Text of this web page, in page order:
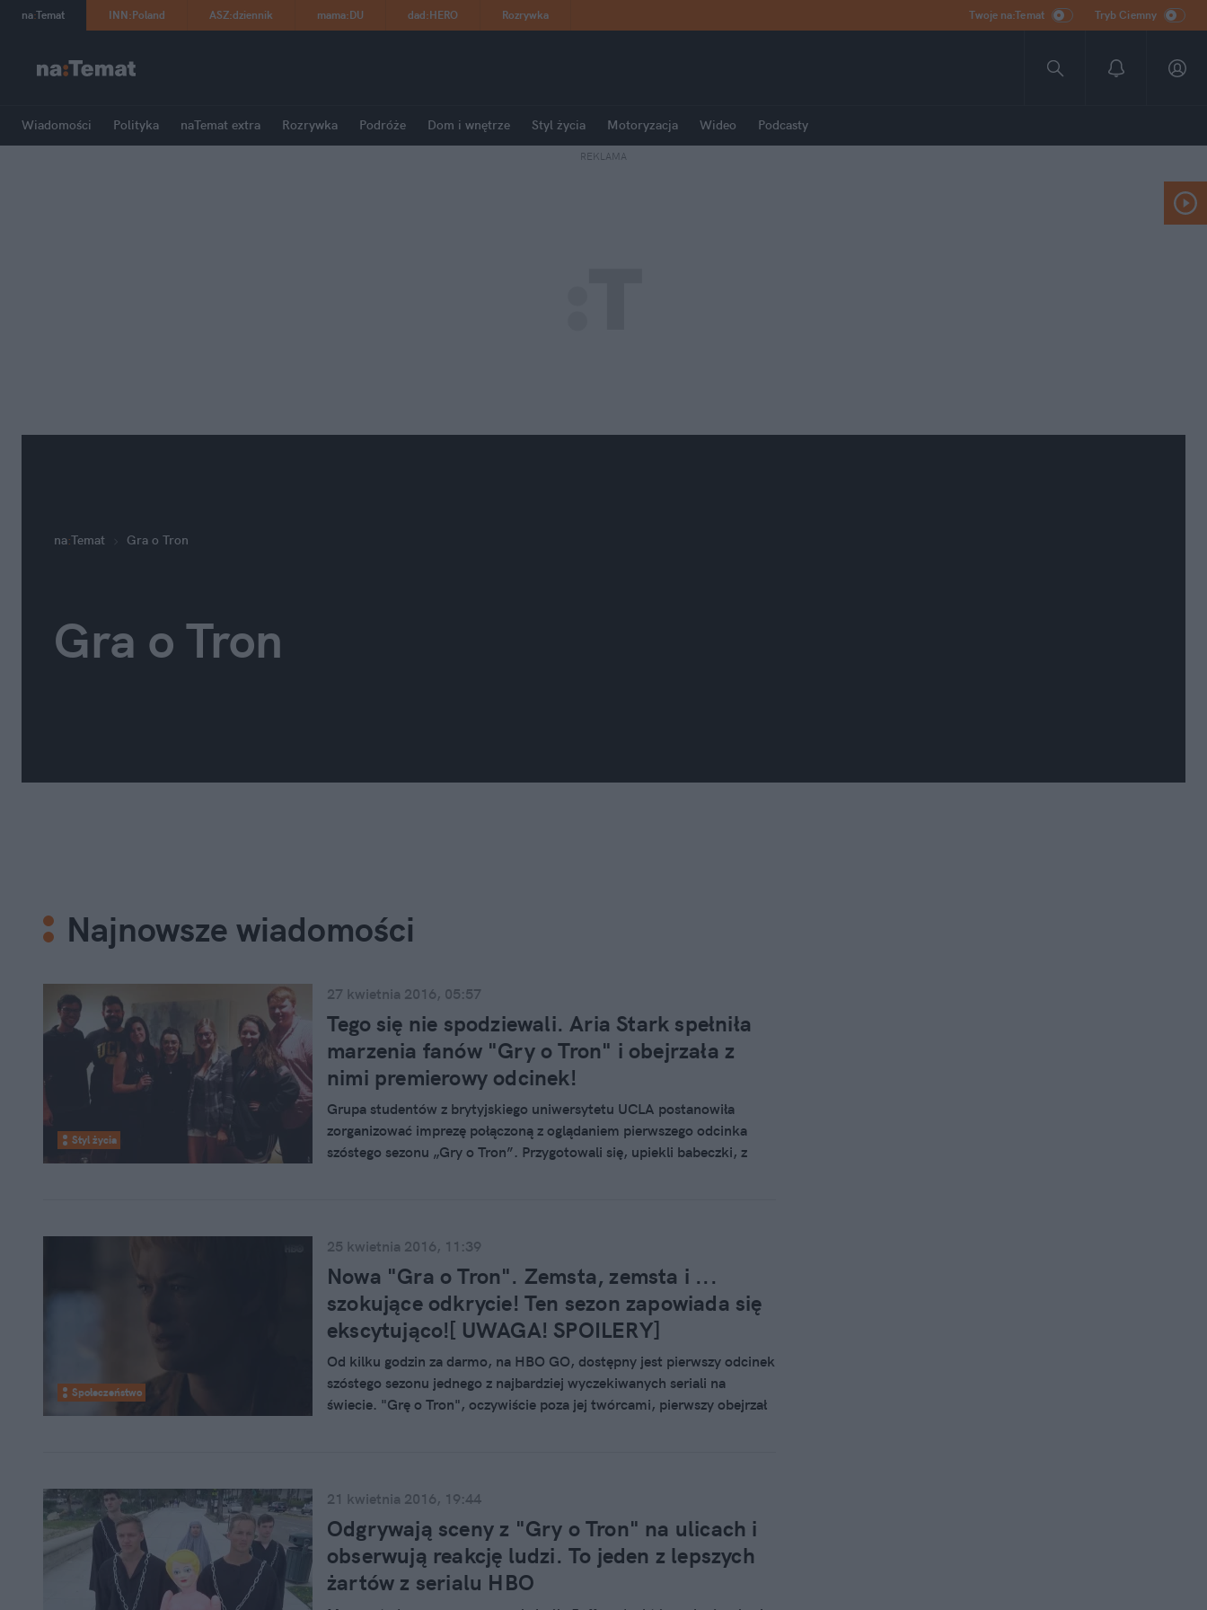
na:Temat INN:Poland ASZ:dziennik mama:DU dad:HERO Rozrywka Twoje na:Temat Tryb Ciemny
Wiadomości Polityka naTemat extra Rozrywka Podróże Dom i wnętrze Styl życia Motoryzacja Wideo Podcasty
REKLAMA
na:Temat Gra o Tron
Gra o Tron
Najnowsze wiadomości
Styl życia
27 kwietnia 2016, 05:57
Tego się nie spodziewali. Aria Stark spełniła
marzenia fanów "Gry o Tron" i obejrzała z
nimi premierowy odcinek!
Grupa studentów z brytyjskiego uniwersytetu UCLA postanowiła
zorganizować imprezę połączoną z oglądaniem pierwszego odcinka
szóstego sezonu „Gry o Tron”. Przygotowali się, upiekli babeczki, z
Społeczeństwo
25 kwietnia 2016, 11:39
Nowa "Gra o Tron". Zemsta, zemsta i ...
szokujące odkrycie! Ten sezon zapowiada się
ekscytująco![ UWAGA! SPOILERY]
Od kilku godzin za darmo, na HBO GO, dostępny jest pierwszy odcinek
szóstego sezonu jednego z najbardziej wyczekiwanych seriali na
świecie. "Grę o Tron", oczywiście poza jej twórcami, pierwszy obejrzał
21 kwietnia 2016, 19:44
Odgrywają sceny z "Gry o Tron" na ulicach i
obserwują reakcję ludzi. To jeden z lepszych
żartów z serialu HBO